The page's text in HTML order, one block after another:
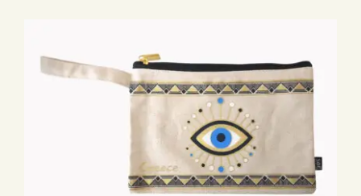
ΜΑΘΗΜΑΤΑ
E-SHOP – Πωλητήριο